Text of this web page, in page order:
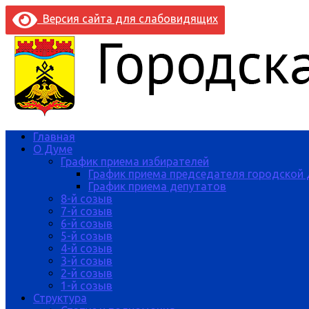
Версия сайта для слабовидящих
Главная
О Думе
График приема избирателей
График приема председателя
График приема депутатов
8-й созыв
7-й созыв
6-й созыв
5-й созыв
4-й созыв
3-й созыв
2-й созыв
1-й созыв
Структура